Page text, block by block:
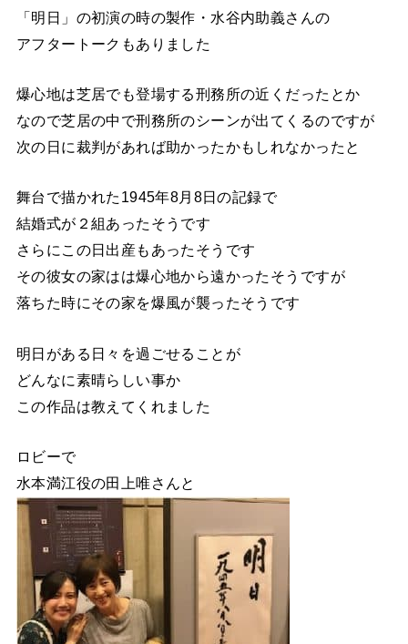
「明日」の初演の時の製作・水谷内助義さんの
アフタートークもありました
爆心地は芝居でも登場する刑務所の近くだったとか
なので芝居の中で刑務所のシーンが出てくるのですが
次の日に裁判があれば助かったかもしれなかったと
舞台で描かれた1945年8月8日の記録で
結婚式が２組あったそうです
さらにこの日出産もあったそうです
その彼女の家はは爆心地から遠かったそうですが
落ちた時にその家を爆風が襲ったそうです
明日がある日々を過ごせることが
どんなに素晴らしい事か
この作品は教えてくれました
ロビーで
水本満江役の田上唯さんと